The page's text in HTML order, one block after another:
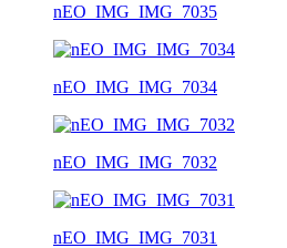
nEO_IMG_IMG_7035
nEO_IMG_IMG_7034
nEO_IMG_IMG_7032
nEO_IMG_IMG_7031